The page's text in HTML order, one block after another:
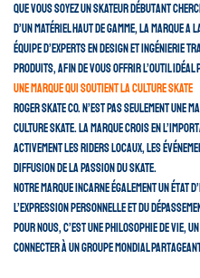
Que vous soyez un skateur débutant
d’un matériel haut de gamme, la marque
équipe d’experts en design et ingénierie
produits, afin de vous offrir l’outil idéal
Une marque qui soutient la culture skate
Roger Skate Co. n’est pas seulement
culture skate. La marque crois en
activement les riders locaux, les
diffusion de la passion du skate.
Notre marque incarne également un état
l’expression personnelle et du
pour nous, c’est une philosophie de vie,
connecter à un groupe mondial